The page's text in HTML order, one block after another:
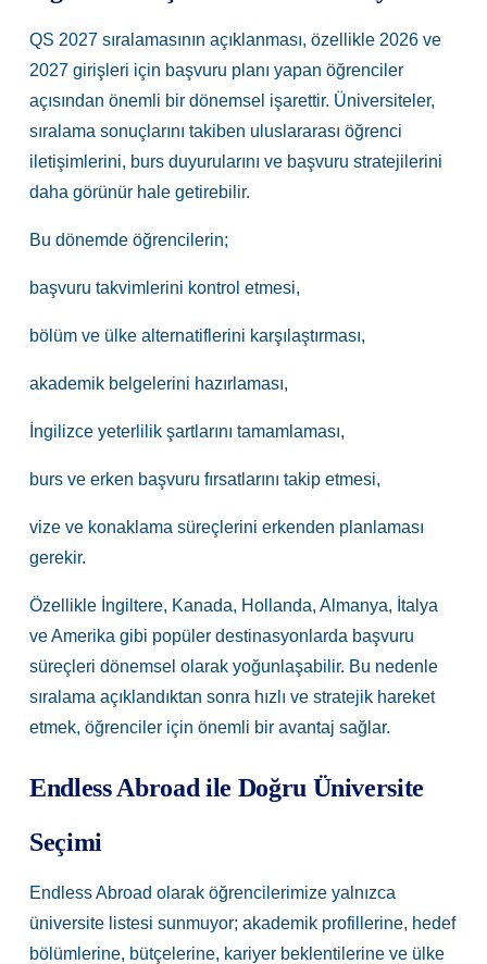
QS 2027 sıralamasının açıklanması, özellikle 2026 ve
2027 girişleri için başvuru planı yapan öğrenciler
açısından önemli bir dönemsel işarettir. Üniversiteler,
sıralama sonuçlarını takiben uluslararası öğrenci
iletişimlerini, burs duyurularını ve başvuru stratejilerini
daha görünür hale getirebilir.
Bu dönemde öğrencilerin;
başvuru takvimlerini kontrol etmesi,
bölüm ve ülke alternatiflerini karşılaştırması,
akademik belgelerini hazırlaması,
İngilizce yeterlilik şartlarını tamamlaması,
burs ve erken başvuru fırsatlarını takip etmesi,
vize ve konaklama süreçlerini erkenden planlaması
gerekir.
Özellikle İngiltere, Kanada, Hollanda, Almanya, İtalya
ve Amerika gibi popüler destinasyonlarda başvuru
süreçleri dönemsel olarak yoğunlaşabilir. Bu nedenle
sıralama açıklandıktan sonra hızlı ve stratejik hareket
etmek, öğrenciler için önemli bir avantaj sağlar.
Endless Abroad ile Doğru Üniversite
Seçimi
Endless Abroad olarak öğrencilerimize yalnızca
üniversite listesi sunmuyor; akademik profillerine, hedef
bölümlerine, bütçelerine, kariyer beklentilerine ve ülke